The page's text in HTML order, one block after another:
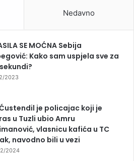
Nedavno
SE MOĆNA Sebija
Kako sam uspjela sve za
2023
je policajac koji je
u Tuzli ubio Amru
vlasnicu kafića u TC
navodno bili u vezi
2024